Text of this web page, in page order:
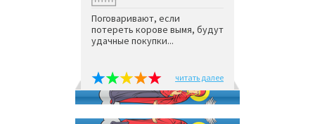
Поговаривают, если
потереть корове вымя, будут
удачные покупки...
читать далее